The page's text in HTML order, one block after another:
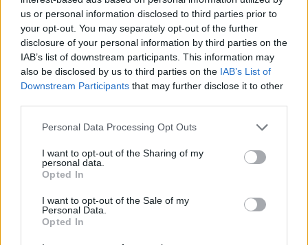
us or personal information disclosed to third parties prior to
your opt-out. You may separately opt-out of the further
disclosure of your personal information by third parties on the
IAB’s list of downstream participants. This information may
also be disclosed by us to third parties on the IAB’s List of
Downstream Participants that may further disclose it to other
Personal Data Processing Opt Outs
I want to opt-out of the Sharing of my
personal data.
Opted In
I want to opt-out of the Sale of my
Personal Data.
Opted In
08:34
Δεύτερη πηγή εισοδήματος για τους επαγγελματίες
ψαράδες ο αλιευτικός τουρισμός
08:25
Στα 15 δισ. ευρώ ο στόχος για νέα δάνεια το 2026
Τροχαίο στην Αθηνών–Σουνίου: Πώς έγινε η σύγκρουση
με τη μηχανή της «ΔΙΑΣ» – Δύο αστυνομικοί τραυματίες